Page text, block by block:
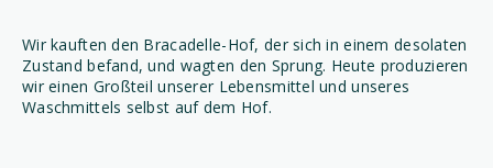
Wir kauften den Bracadelle-Hof, der sich in einem desolaten
Zustand befand, und wagten den Sprung. Heute produzieren
wir einen Großteil unserer Lebensmittel und unseres
Waschmittels selbst auf dem Hof.